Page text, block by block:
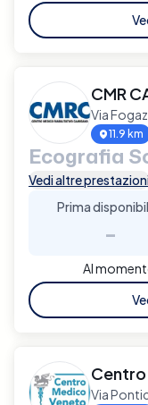
CMR
Via
11.9 km
Ecografia
Vedi altre
Prima
-
Al
Via